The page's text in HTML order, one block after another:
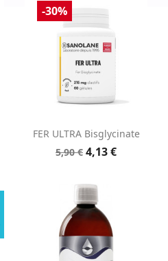
FER ULTRA Bisglycinate
5,90 € 4,13 €
-30%